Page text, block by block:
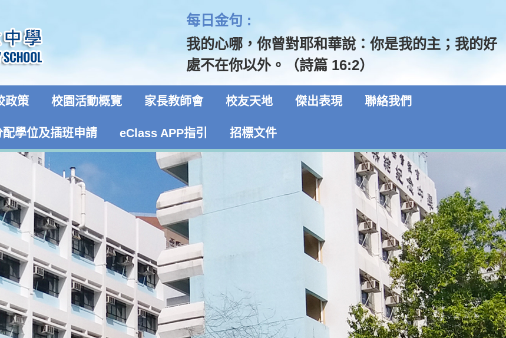
每日金句 :
我的心哪，你曾對耶和華說：你是我的主；我的好
處不在你以外。（詩篇 16:2）
政策 校園活動概覽 家長教師會 校友天地 傑出表現 聯絡我們
配學位及插班申請 eClass APP指引 招標文件